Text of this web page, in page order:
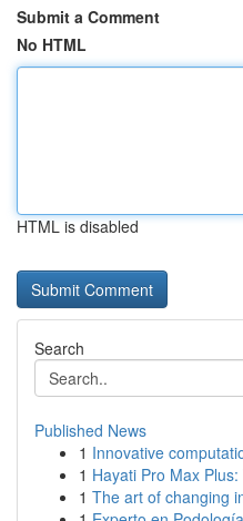
Submit a Comment
No HTML
HTML is disabled
Search
Published News
1 Innovative
1 Hayati Pro Max
1 The art of changing